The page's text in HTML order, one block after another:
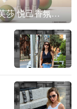
IPSA茵芙莎 悦己香氛凝露上市